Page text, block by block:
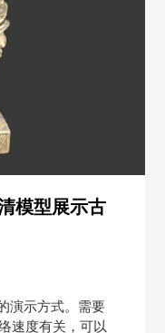
模型展示古
演示方式。需要
速度有关，可以